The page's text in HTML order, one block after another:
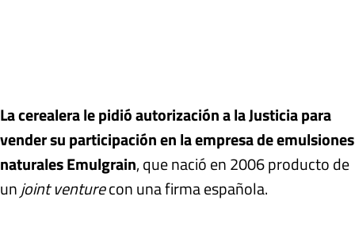
La cerealera le pidió autorización a la Justicia para
vender su participación en la empresa de emulsiones
naturales Emulgrain, que nació en 2006 producto de
unjoint venturecon una firma española.